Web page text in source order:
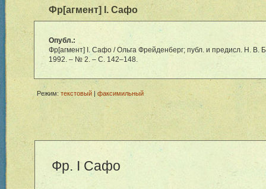
Фр[агмент] I. Сафо
Опубл.:
Фр[агмент] I. Сафо / Ольга Фрейденберг; публ. и предисл. Н. В.
1992. – № 2. – С. 142–148.
Режим: текстовый| факсимильный
Фр. I Сафо